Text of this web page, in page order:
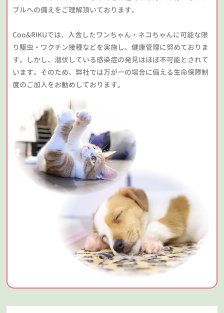
ブルへの備えをご理解頂いております。
Coo&RIKUでは、入舎したワンちゃん・ネコちゃんに可能な限
り駆虫・ワクチン接種などを実施し、健康管理に努めておりま
す。しかし、潜伏している感染症の発見はほぼ不可能とされて
います。そのため、弊社では万が一の場合に備える生命保障制
度のご加入をお勧めしております。